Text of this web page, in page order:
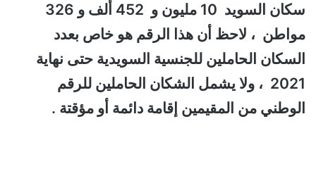
سكان السويد 10 مليون و 452 ألف و 326
مواطن ، لاحظ أن هذا الرقم هو خاص بعدد
السكان الحاملين للجنسية السويدية حتى نهاية
2021 ، ولا يشمل الشكان الحاملين للرقم
الوطني من المقيمين إقامة دائمة أو مؤقتة .